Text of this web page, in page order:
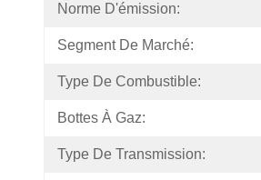
Norme D'émission:
Segment De Marché:
Type De Combustible:
Bottes À Gaz:
Type De Transmission: